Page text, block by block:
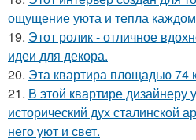
ощущение уюта и тепла
19. Этот ролик - отличное
идеи для декора.
20. Эта квартира площадью 74
21. В этой квартире дизайнеру
исторический дух сталинской
него уют и свет.